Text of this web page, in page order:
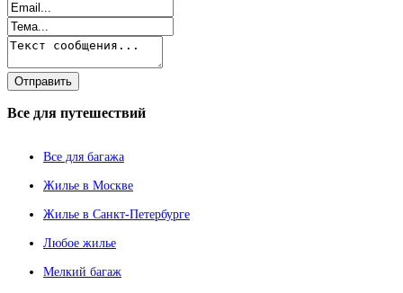
Все для путешествий
Все для багажа
Жилье в Москве
Жилье в Санкт-Петербурге
Любое жилье
Мелкий багаж